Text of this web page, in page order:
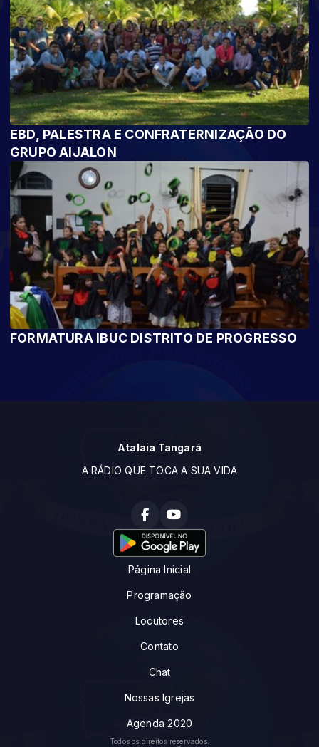
EBD, PALESTRA E CONFRATERNIZAÇÃO DO
GRUPO AIJALON
FORMATURA IBUC DISTRITO DE PROGRESSO
Atalaia Tangará
A RÁDIO QUE TOCA A SUA VIDA
Página Inicial
Programação
Locutores
Contato
Chat
Nossas Igrejas
Agenda 2020
Todos os direitos reservados.